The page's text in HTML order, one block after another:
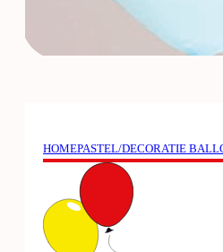
HOMEPASTEL/DECORATIE